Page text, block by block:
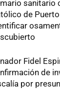
sanitario
de
Fidel
de
por